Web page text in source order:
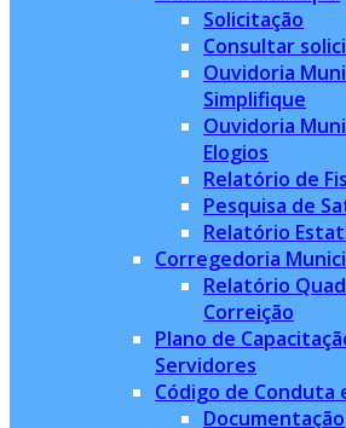
Solicitação
Consultar
Ouvidoria
Simplifique
Ouvidoria
Elogios
Relatório de
Pesquisa de
Relatório
Corregedoria
Relatório
Correição
Plano de
Servidores
Código de Conduta
Documentação